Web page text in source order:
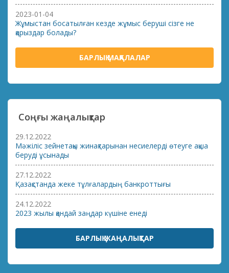
2023-01-04
Жұмыстан босатылған кезде жұмыс беруші сізге не
қарыздар болады?
БАРЛЫҚ МАҚАЛАЛАР
Соңғы жаңалықтар
29.12.2022
Мәжіліс зейнетақы жинақтарынан несиелерді өтеуге ақша
беруді ұсынады
27.12.2022
Қазақстанда жеке тұлғалардың банкроттығы
24.12.2022
2023 жылы қандай заңдар күшіне енеді
БАРЛЫҚ ЖАҢАЛЫҚТАР